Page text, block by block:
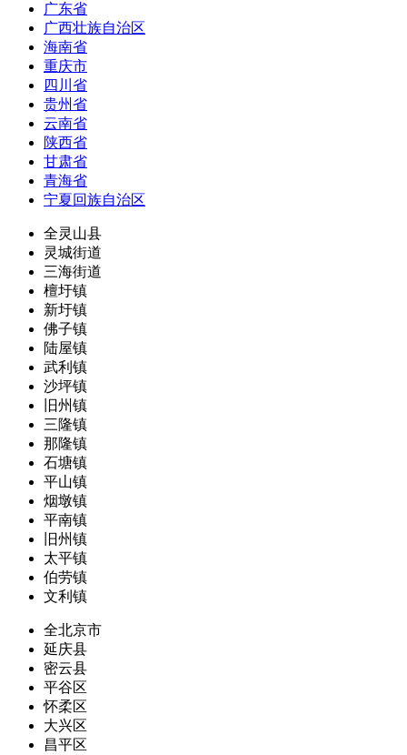
广东省
广西壮族自治区
海南省
重庆市
四川省
贵州省
云南省
陕西省
甘肃省
青海省
宁夏回族自治区
全灵山县
灵城街道
三海街道
檀圩镇
新圩镇
佛子镇
陆屋镇
武利镇
沙坪镇
旧州镇
三隆镇
那隆镇
石塘镇
平山镇
烟墩镇
平南镇
旧州镇
太平镇
伯劳镇
文利镇
全北京市
延庆县
密云县
平谷区
怀柔区
大兴区
昌平区